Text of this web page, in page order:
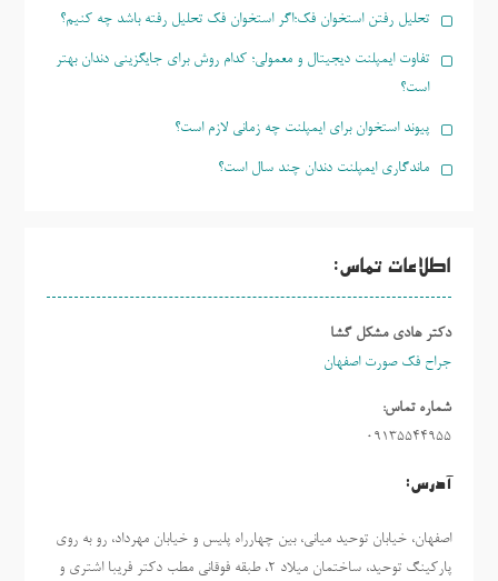
تحلیل رفتن استخوان فک؛اگر استخوان فک تحلیل رفته باشد چه کنیم؟
تفاوت ایمپلنت دیجیتال و معمولی؛ کدام روش برای جایگزینی دندان بهتر
است؟
پیوند استخوان برای ایمپلنت چه زمانی لازم است؟
ماندگاری ایمپلنت دندان چند سال است؟
اطلاعات تماس:
دکتر هادی مشکل گشا
جراح فک صورت اصفهان
شماره تماس:
09135544955
آدرس:
اصفهان، خیابان توحید میانی، بین چهارراه پلیس و خیابان مهرداد، رو به روی
پارکینگ توحید، ساختمان میلاد ٢، طبقه فوقانی مطب دکتر فریبا اشتری و